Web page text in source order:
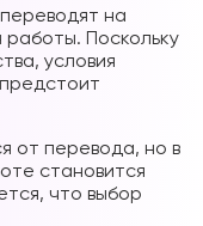
на
Поскольку
условия
от перевода, но в
становится
что выбор